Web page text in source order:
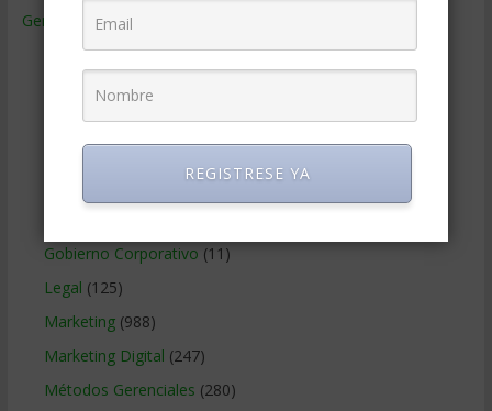
Gerencia
(9.477)
Ciencias Económicas(80)
Educacion Gerencial(454)
Estrategia Empresarial(304)
Finanzas Corporativas(748)
Gobierno Corporativo (11)
Legal (125)
Marketing(988)
Marketing Digital (247)
Métodos Gerenciales (280)
REGISTRESE YA